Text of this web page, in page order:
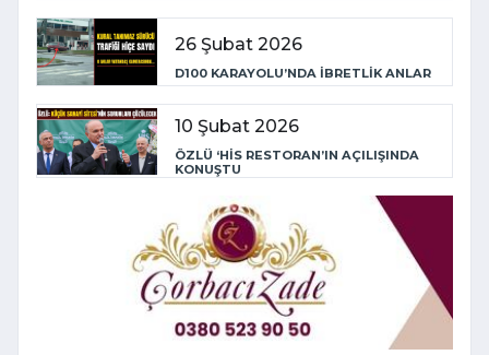
26 Şubat 2026
D100 KARAYOLU’NDA İBRETLİK ANLAR
10 Şubat 2026
ÖZLÜ ‘HİS RESTORAN’IN AÇILIŞINDA
KONUŞTU